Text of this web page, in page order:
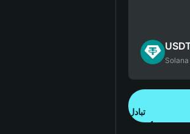
Solana
تبادل